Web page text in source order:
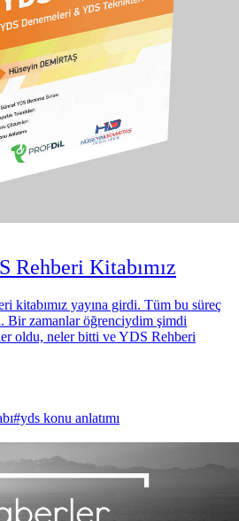
Rehberi Kitabımız
kitabımız yayına girdi. Tüm bu süreç
Bir zamanlar öğrenciydim şimdi
oldu, neler bitti ve YDS Rehberi
#yds konu anlatımı